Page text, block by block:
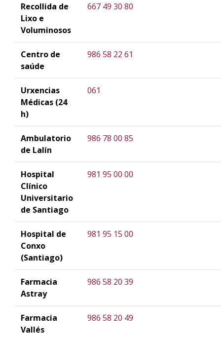
Recollida de
Lixo e
Voluminosos
667 49 30 80
Centro de
saúde
986 58 22 61
Urxencias
Médicas (24
h)
061
Ambulatorio
de Lalín
986 78 00 85
Hospital
Clínico
Universitario
de Santiago
981 95 00 00
Hospital de
Conxo
(Santiago)
981 95 15 00
Farmacia
Astray
986 58 20 39
Farmacia
Vallés
986 58 20 49